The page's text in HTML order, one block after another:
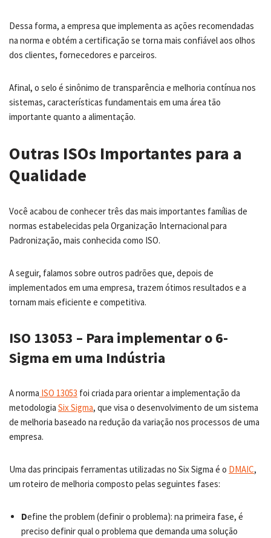
Dessa forma, a empresa que implementa as ações recomendadas
na norma e obtém a certificação se torna mais confiável aos olhos
dos clientes, fornecedores e parceiros.
Afinal, o selo é sinônimo de transparência e melhoria contínua nos
sistemas, características fundamentais em uma área tão
importante quanto a alimentação.
Outras ISOs Importantes para a
Qualidade
Você acabou de conhecer três das mais importantes famílias de
normas estabelecidas pela Organização Internacional para
Padronização, mais conhecida como ISO.
A seguir, falamos sobre outros padrões que, depois de
implementados em uma empresa, trazem ótimos resultados e a
tornam mais eficiente e competitiva.
ISO 13053 – Para implementar o 6-
Sigma em uma Indústria
A norma ISO 13053 foi criada para orientar a implementação da
metodologia Six Sigma, que visa o desenvolvimento de um sistema
de melhoria baseado na redução da variação nos processos de uma
empresa.
Uma das principais ferramentas utilizadas no Six Sigma é o DMAIC,
um roteiro de melhoria composto pelas seguintes fases:
Define the problem (definir o problema): na primeira fase, é
preciso definir qual o problema que demanda uma solução